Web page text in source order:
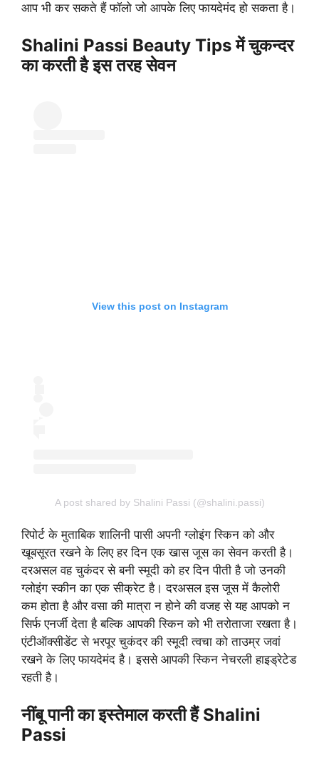
आप भी कर सकते हैं फॉलो जो आपके लिए फायदेमंद हो सकता है।
Shalini Passi Beauty Tips में चुकन्दर
का करती है इस तरह सेवन
View this post on Instagram
A post shared by Shalini Passi (@shalini.passi)
रिपोर्ट के मुताबिक शालिनी पासी अपनी ग्लोइंग स्किन को और
खूबसूरत रखने के लिए हर दिन एक खास जूस का सेवन करती है।
दरअसल वह चुकंदर से बनी स्मूदी को हर दिन पीती है जो उनकी
ग्लोइंग स्कीन का एक सीक्रेट है। दरअसल इस जूस में कैलोरी
कम होता है और वसा की मात्रा न होने की वजह से यह आपको न
सिर्फ एनर्जी देता है बल्कि आपकी स्किन को भी तरोताजा रखता है।
एंटीऑक्सीडेंट से भरपूर चुकंदर की स्मूदी त्वचा को ताउम्र जवां
रखने के लिए फायदेमंद है। इससे आपकी स्किन नेचरली हाइड्रेटेड
रहती है।
नींबू पानी का इस्तेमाल करती हैं Shalini
Passi